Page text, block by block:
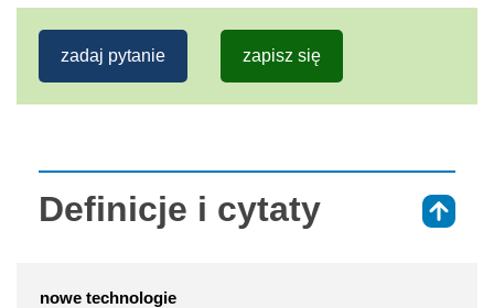
zadaj pytanie zapisz się
Definicje i cytaty
nowe technologie